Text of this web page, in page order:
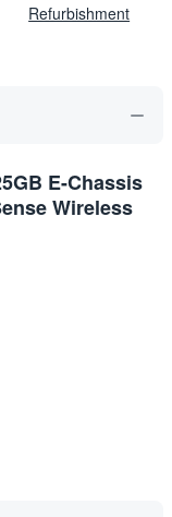
Refurbishment
E-Chassis
Wireless